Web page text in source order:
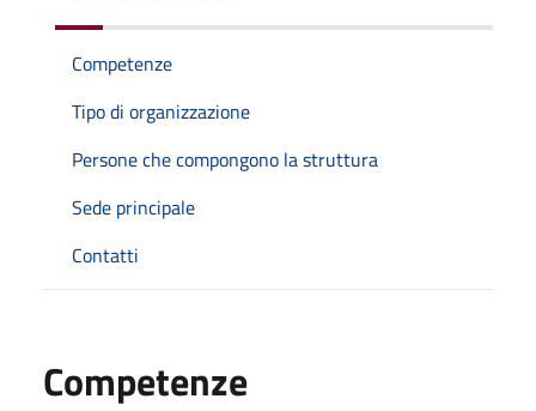
Competenze
Tipo di organizzazione
Persone che compongono la struttura
Sede principale
Contatti
Competenze